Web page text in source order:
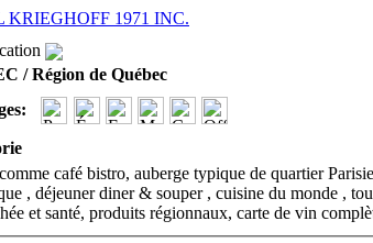
KRIEGHOFF 1971 INC.
/ Région de Québec
café bistro, auberge typique de quartier
, déjeuner diner & souper , cuisine du monde ,
et santé, produits régionnaux, carte de vin